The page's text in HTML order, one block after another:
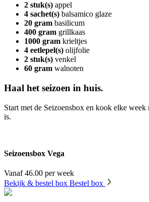
2 stuk(s) appel
4 sachet(s) balsamico glaze
20 gram basilicum
400 gram grillkaas
1000 gram krieltjes
4 eetlepel(s) olijfolie
2 stuk(s) venkel
60 gram walnoten
Haal het seizoen in huis.
Start met de Seizoensbox en kook elke week
is.
Seizoensbox Vega
Vanaf 46.00 per week
Bekijk & bestel box Bestel box